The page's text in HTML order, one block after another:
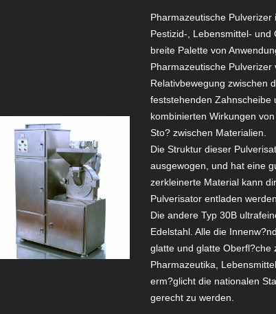
Pharmazeutische Pulverizer
Pestizid-, Lebensmittel-
breite Palette von
Pharmazeutische
Relativbewegung zwischen
feststehenden Zahnscheibe
kombinierten Wirkungen
Sto? zwischen Materialien.
Die Struktur dieser
ausgewogen, und hat eine
zerkleinerte Material kann
Pulverisator entladen werden.
Die andere Typ 30B
Edelstahl. Alle die
glatte und glatte Oberfl?che
Pharmazeutika,
erm?glicht die nationalen
gerecht zu werden.